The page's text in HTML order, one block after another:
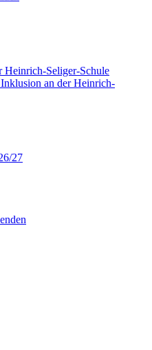
Heinrich-Seliger-Schule
an der Heinrich-
27